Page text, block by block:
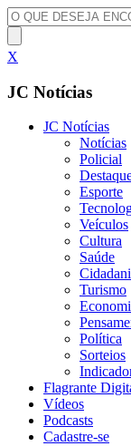
X
JC Notícias
JC Notícias
Notícias
Policial
Esporte
Veículos
Cultura
Saúde
Turismo
Política
Sorteios
Flagrante
Vídeos
Podcasts
Cadastre-se